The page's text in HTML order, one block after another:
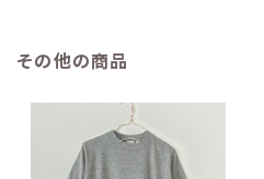
その他の商品